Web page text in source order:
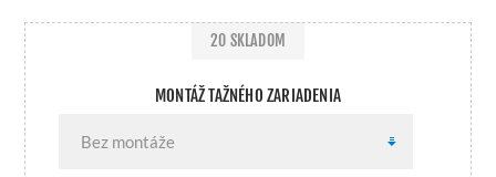
MONTÁŽ TAŽNÉHO ZARIADENIA
20 SKLADOM